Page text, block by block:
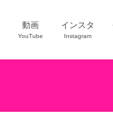
動画
YouTube
インスタ
Instagram